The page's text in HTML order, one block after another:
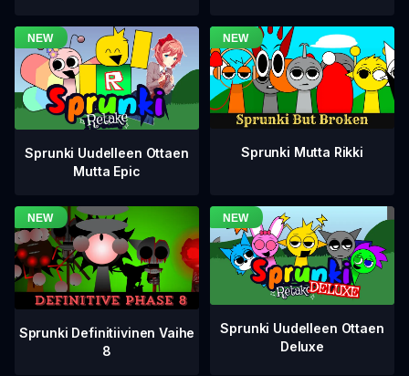
Sprunki Uudelleen Ottaen
Mutta Epic
Sprunki Mutta Rikki
Sprunki Definitiivinen Vaihe
8
Sprunki Uudelleen Ottaen
Deluxe